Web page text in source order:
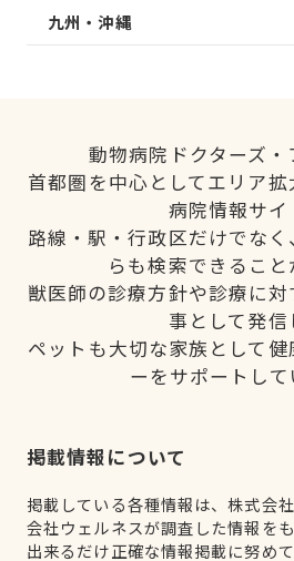
九州・沖縄
動物病院ドクターズ・
首都圏を中心としてエリア
病院情報サイ
路線・駅・行政区だけでな
らも検索できること
獣医師の診療方針や診療に
事として発信
ペットも大切な家族として
ーをサポートして
掲載情報について
掲載している各種情報は、株式会
会社ウェルネスが調査した情報をも
出来るだけ正確な情報掲載に努め